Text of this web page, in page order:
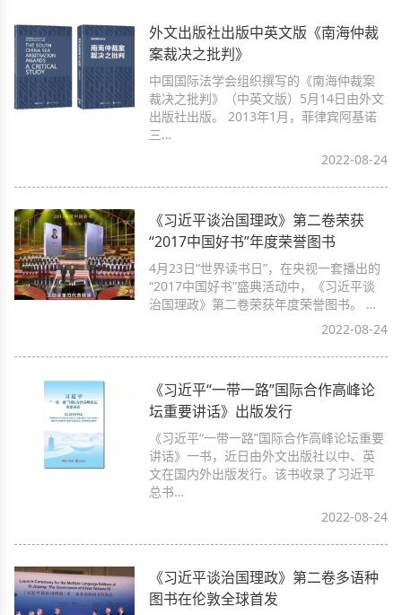
外文出版社出版中英文版《南海仲裁
案裁决之批判》
中国国际法学会组织撰写的《南海仲裁案
裁决之批判》（中英文版）5月14日由外文
出版社出版。 2013年1月，菲律宾阿基诺
三…
2022-08-24
《习近平谈治国理政》第二卷荣获
“2017中国好书”年度荣誉图书
4月23日“世界读书日”，在央视一套播出的
“2017中国好书”盛典活动中，《习近平谈
治国理政》第二卷荣获年度荣誉图书。 …
2022-08-24
《习近平“一带一路”国际合作高峰论
坛重要讲话》出版发行
《习近平“一带一路”国际合作高峰论坛重要
讲话》一书，近日由外文出版社以中、英
文在国内外出版发行。该书收录了习近平
总书…
2022-08-24
《习近平谈治国理政》第二卷多语种
图书在伦敦全球首发